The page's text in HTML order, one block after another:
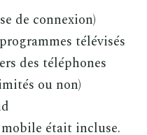
de connexion)
télévisés
des téléphones
ou non)
était incluse.